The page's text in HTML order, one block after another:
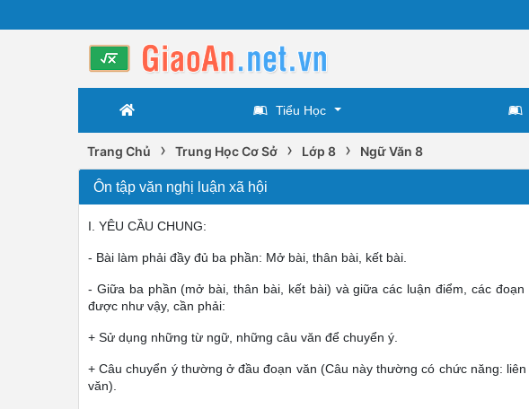
Tiểu Học
Trang Chủ › Trung Học Cơ Sở › Lớp 8 › Ngữ Văn 8
Ôn tập văn nghị luận xã hội
I. YÊU CẦU CHUNG:
- Bài làm phải đầy đủ ba phần: Mở bài, thân bài, kết bài.
- Giữa ba phần (mở bài, thân bài, kết bài) và giữa các luận điểm, các
được như vậy, cần phải:
+ Sử dụng những từ ngữ, những câu văn để chuyển ý.
+ Câu chuyển ý thường ở đầu đoạn văn (Câu này thường có chức năng:
văn).